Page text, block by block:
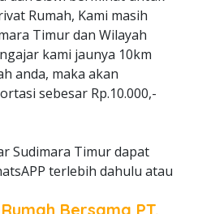
Rumah, Kami masih
Timur dan Wilayah
kami jaunya 10km
anda, maka akan
sebesar Rp.10.000,-
Sudimara Timur dapat
terlebih dahulu atau
Bersama PT.